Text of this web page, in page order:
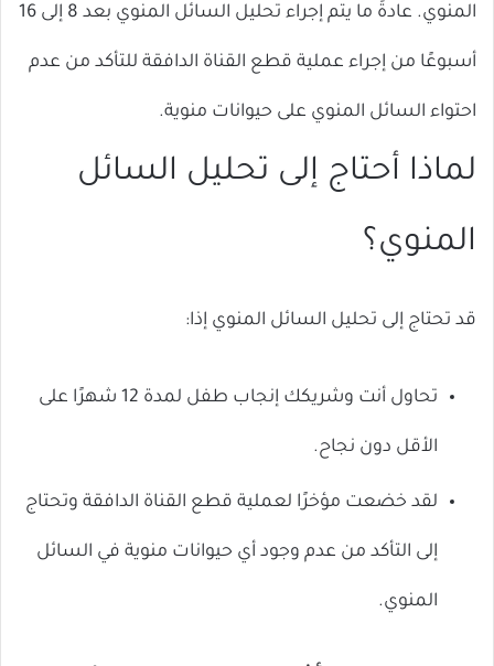
المنوي. عادةً ما يتم إجراء تحليل السائل المنوي بعد 8 إلى 16
أسبوعًا من إجراء عملية قطع القناة الدافقة للتأكد من عدم
احتواء السائل المنوي على حيوانات منوية.
لماذا أحتاج إلى تحليل السائل
المنوي؟
قد تحتاج إلى تحليل السائل المنوي إذا:
تحاول أنت وشريكك إنجاب طفل لمدة 12 شهرًا على
الأقل دون نجاح.
لقد خضعت مؤخرًا لعملية قطع القناة الدافقة وتحتاج
إلى التأكد من عدم وجود أي حيوانات منوية في السائل
المنوي.